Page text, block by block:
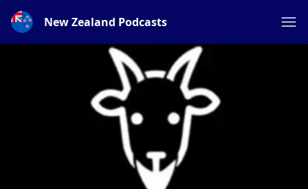
New Zealand Podcasts